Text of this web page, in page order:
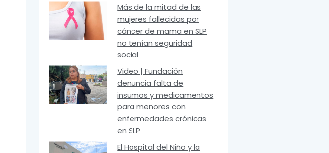
Más de la mitad de las
mujeres fallecidas por
cáncer de mama en SLP
no tenían seguridad
social
Video | Fundación
denuncia falta de
insumos y medicamentos
para menores con
enfermedades crónicas
en SLP
El Hospital del Niño y la